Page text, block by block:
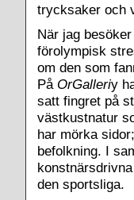
trycksaker och
När jag
förolympisk
om den som
På OrGalleriy
satt fingret på
västkustnatur
har mörka
befolkning. I
den sportsliga.